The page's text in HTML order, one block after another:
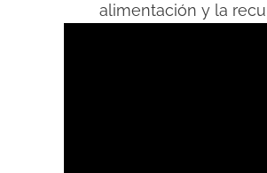
alimentación y la